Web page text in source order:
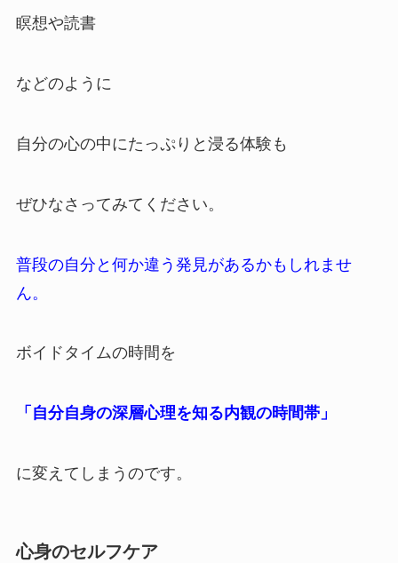
瞑想や読書
などのように
自分の心の中にたっぷりと浸る体験も
ぜひなさってみてください。
普段の自分と何か違う発見があるかもしれませ
ん。
ボイドタイムの時間を
「自分自身の深層心理を知る内観の時間帯」
に変えてしまうのです。
心身のセルフケア